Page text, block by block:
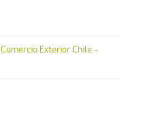
Comercio Exterior Chile -